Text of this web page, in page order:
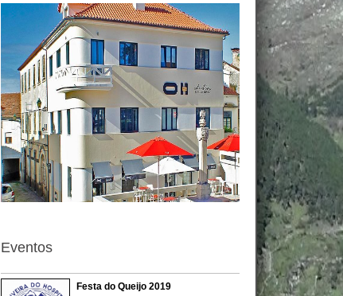
Eventos
Festa do Queijo 2019